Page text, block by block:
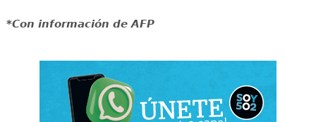
*Con información de AFP